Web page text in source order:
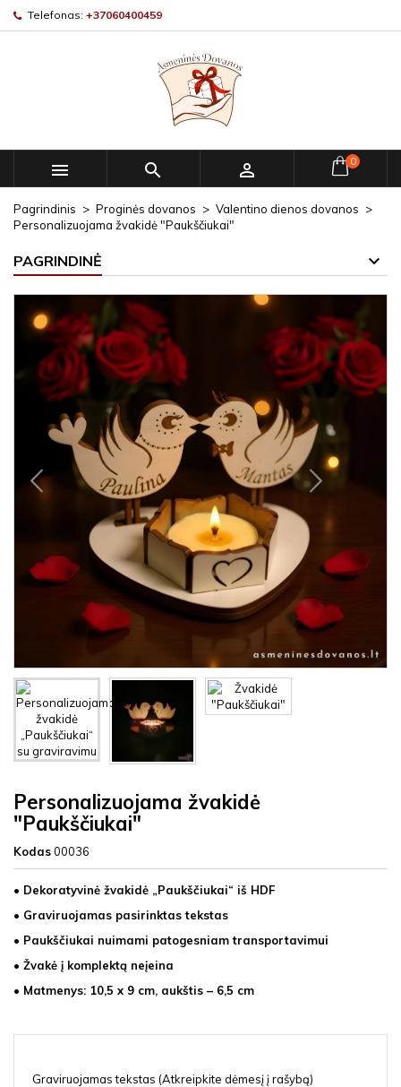
Telefonas: +37060400459
   0
Pagrindinis Proginės dovanos
Valentino dienos dovanos
Personalizuojama žvakidė "Paukščiukai"
PAGRINDINĖ
Personalizuojama žvakidė
"Paukščiukai"
Kodas00036
• Dekoratyvinė žvakidė „Paukščiukai“ iš HDF
• Graviruojamas pasirinktas tekstas
• Paukščiukai nuimami patogesniam transportavimui
• Žvakė į komplektą neįeina
• Matmenys: 10,5 x 9 cm, aukštis – 6,5 cm
Graviruojamas tekstas (Atkreipkite dėmesį į rašybą)